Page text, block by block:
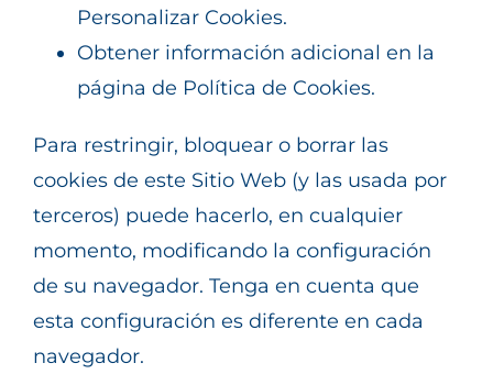
Personalizar Cookies.
Obtener información adicional en la
página de Política de Cookies.
Para restringir, bloquear o borrar las
cookies de este Sitio Web (y las usada por
terceros) puede hacerlo, en cualquier
momento, modificando la configuración
de su navegador. Tenga en cuenta que
esta configuración es diferente en cada
navegador.